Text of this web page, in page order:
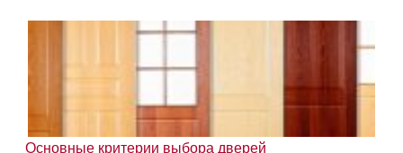
Основные критерии выбора дверей